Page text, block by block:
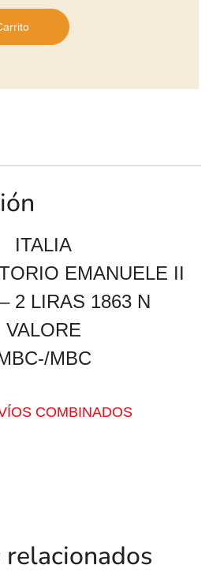
ITALIA
EMANUELE II
2 LIRAS 1863 N
VALORE
MBC
COMBINADOS